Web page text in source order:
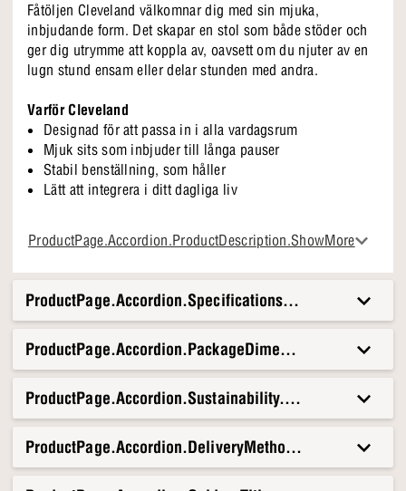
Fåtöljen Cleveland välkomnar dig med sin mjuka,
inbjudande form. Det skapar en stol som både stöder och
ger dig utrymme att koppla av, oavsett om du njuter av en
lugn stund ensam eller delar stunden med andra.
Varför Cleveland
Designad för att passa in i alla vardagsrum
Mjuk sits som inbjuder till långa pauser
Stabil benställning, som håller
Lätt att integrera i ditt dagliga liv
Föreställ dig en eftermiddag som sjunker ner i Cleveland
med en bra bok eller en kopp kaffe. Denna fåtölj är gjord
för att vara din permanenta plats, där du kan hitta lugn och
närvaro. Oavsett om det är för en snabb paus eller en lång
kväll, kommer Cleveland snabbt att bli en oumbärlig del av
ditt vardagsliv.
ProductPage.Accordion.ProductDescription.ShowMore
ProductPage.Accordion.Specifications.Title
ProductPage.Accordion.Sustainability.Title
ProductPage.Accordion.DeliveryMethods.Title